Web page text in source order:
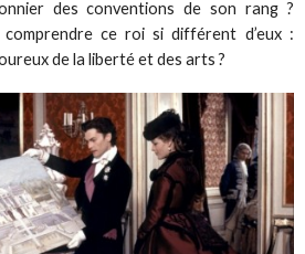
des conventions de son rang ?
ce roi si différent d’eux :
de la liberté et des arts ?